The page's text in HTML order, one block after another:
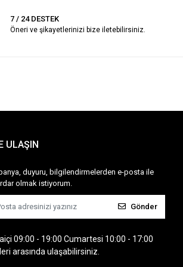
7 / 24 DESTEK
Öneri ve şikayetlerinizi bize iletebilirsiniz.
ULAŞIN
duyuru, bilgilendirmelerden e-posta ile
olmak istiyorum.
Gönder
09:00 - 19:00 Cumartesi 10:00 - 17:00
arasında ulaşabilirsiniz.